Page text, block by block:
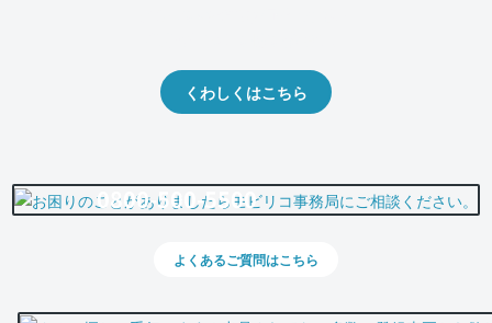
くわしくはこちら
0800-500-5500
よくあるご質問はこちら